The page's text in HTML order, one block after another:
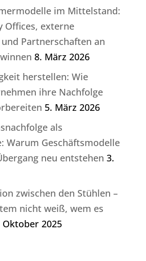
im Mittelstand:
Offices, externe
Partnerschaften an
8. März 2026
herstellen: Wie
ihre Nachfolge
5. März 2026
als
Warum Geschäftsmodelle
neu entstehen 3.
zwischen den Stühlen –
nicht weiß, wem es
Oktober 2025